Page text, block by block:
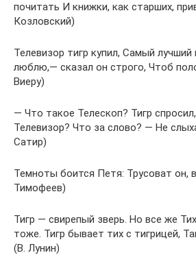
почитать И книжки, как старших,
Козловский)
Телевизор тигр купил, Самый
люблю,— сказал он строго, Чтоб
Виеру)
— Что такое Телескоп? Тигр
Телевизор? Что за слово? — Не
Сатир)
Темноты боится Петя: Трусоват он,
Тимофеев)
Тигр — свирепый зверь. Но все же
тоже. Тигр бывает тих с тигрицей,
(В. Лунин)